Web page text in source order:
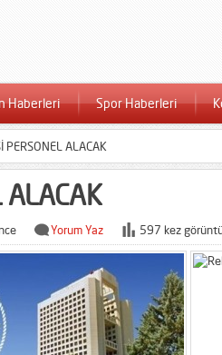
Haberleri Spor Haberleri
PERSONEL ALACAK
ALACAK
Yorum Yaz 597 kez